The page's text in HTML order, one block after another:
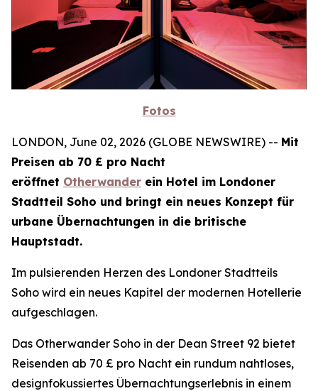
Fotos
LONDON, June 02, 2026 (GLOBE NEWSWIRE) -- Mit
Preisen ab 70 £ pro Nacht
eröffnet Otherwander ein Hotel im Londoner
Stadtteil Soho und bringt ein neues Konzept für
urbane Übernachtungen in die britische
Hauptstadt.
Im pulsierenden Herzen des Londoner Stadtteils
Soho wird ein neues Kapitel der modernen Hotellerie
aufgeschlagen.
Das Otherwander Soho in der Dean Street 92 bietet
Reisenden ab 70 £ pro Nacht ein rundum nahtloses,
designfokussiertes Übernachtungserlebnis in einem